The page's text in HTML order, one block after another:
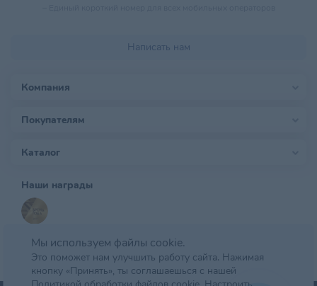
Написать нам
Компания
Покупателям
Каталог
Наши награды
Мы используем файлы cookie.
Это поможет нам улучшить работу сайта. Нажимая
кнопку «Принять», ты соглашаешься с нашей